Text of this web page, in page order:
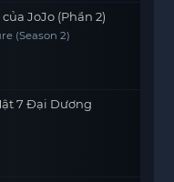
JoJo (Phần 2)
(Season 2)
7 Đại Dương